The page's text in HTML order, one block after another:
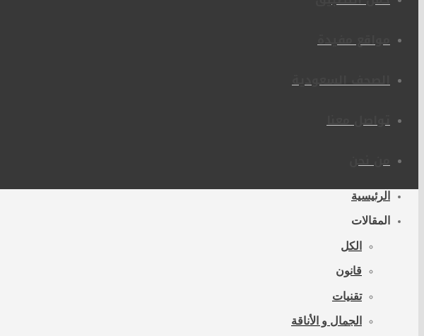
مواقع مفيدة
الصحف السعودية
تواصل معنا
من نحن
الرئيسية
المقالات
الكل
قانون
تقنيات
الجمال و الأناقة